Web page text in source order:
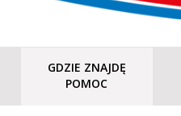
GDZIE ZNAJDĘ
POMOC